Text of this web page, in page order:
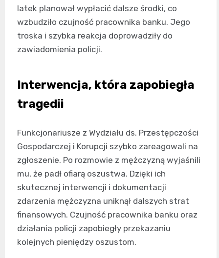
latek planował wypłacić dalsze środki, co
wzbudziło czujność pracownika banku. Jego
troska i szybka reakcja doprowadziły do
zawiadomienia policji.
Interwencja, która zapobiegła
tragedii
Funkcjonariusze z Wydziału ds. Przestępczości
Gospodarczej i Korupcji szybko zareagowali na
zgłoszenie. Po rozmowie z mężczyzną wyjaśnili
mu, że padł ofiarą oszustwa. Dzięki ich
skutecznej interwencji i dokumentacji
zdarzenia mężczyzna uniknął dalszych strat
finansowych. Czujność pracownika banku oraz
działania policji zapobiegły przekazaniu
kolejnych pieniędzy oszustom.